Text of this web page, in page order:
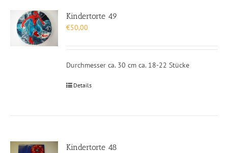
Kindertorte 49
€50,00
Durchmesser ca. 30 cm ca. 18-22 Stücke
Details
Kindertorte 48